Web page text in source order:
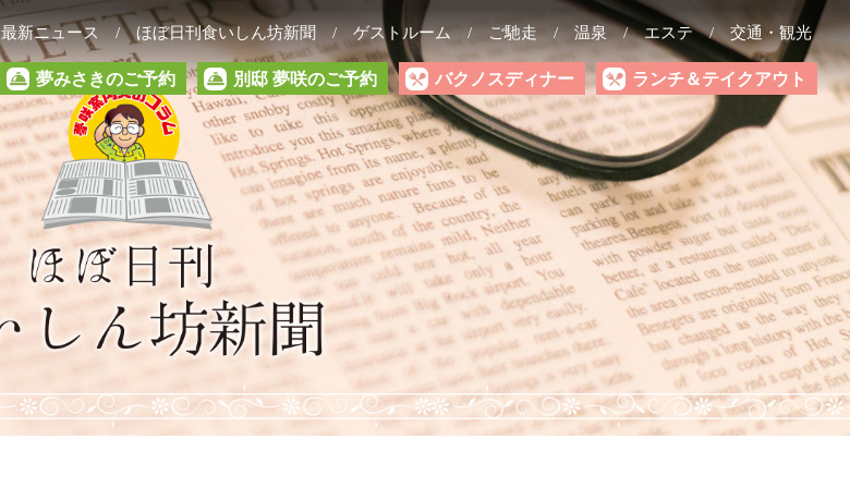
最新ニュース ほぼ日刊食いしん坊新聞 ゲストルーム ご馳走 温泉 エステ 交通・観光
夢みさきのご予約 別邸 夢咲のご予約 バクノスディナー ランチ＆テイクアウト